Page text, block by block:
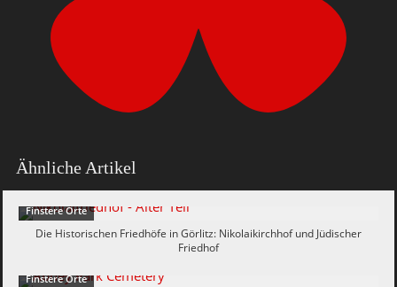
Ähnliche Artikel
Finstere Orte
Die Historischen Friedhöfe in Görlitz: Nikolaikirchhof und Jüdischer
Friedhof
Finstere Orte